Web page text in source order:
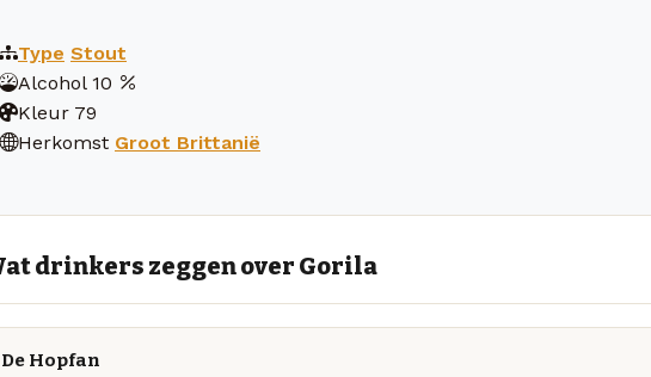
Type Stout
Alcohol 10
Kleur 79
Herkomst Groot Brittanië
drinkers zeggen over Gorila
De Hopfan